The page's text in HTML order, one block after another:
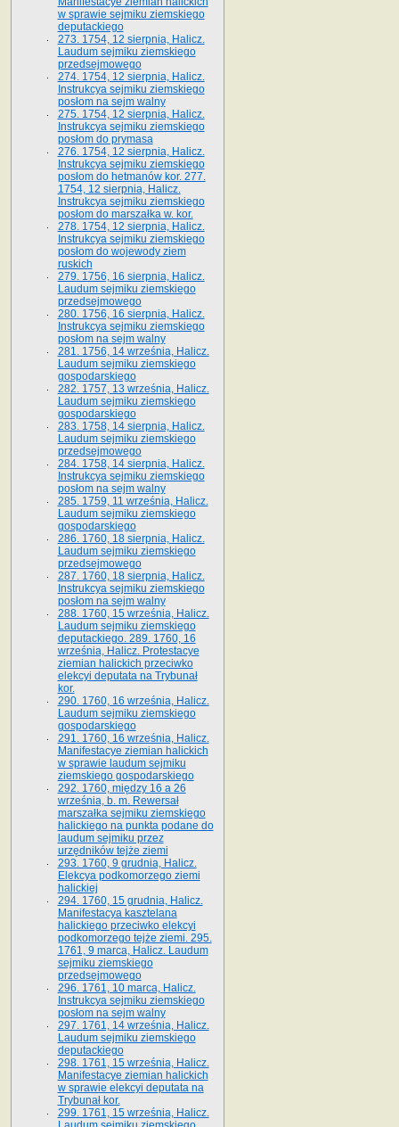
w sprawie sejmiku ziemskiego
deputackiego
273. 1754, 12 sierpnia, Halicz.
Laudum sejmiku ziemskiego
przedsejmowego
274. 1754, 12 sierpnia, Halicz.
Instrukcya sejmiku ziemskiego
posłom na sejm walny
275. 1754, 12 sierpnia, Halicz.
Instrukcya sejmiku ziemskiego
posłom do prymasa
276. 1754, 12 sierpnia, Halicz.
Instrukcya sejmiku ziemskiego
posłom do hetmanów kor. 277.
1754, 12 sierpnia, Halicz.
Instrukcya sejmiku ziemskiego
posłom do marszałka w. kor.
278. 1754, 12 sierpnia, Halicz.
Instrukcya sejmiku ziemskiego
posłom do wojewody ziem
ruskich
279. 1756, 16 sierpnia, Halicz.
Laudum sejmiku ziemskiego
przedsejmowego
280. 1756, 16 sierpnia, Halicz.
Instrukcya sejmiku ziemskiego
posłom na sejm walny
281. 1756, 14 września, Halicz.
Laudum sejmiku ziemskiego
gospodarskiego
282. 1757, 13 września, Halicz.
Laudum sejmiku ziemskiego
gospodarskiego
283. 1758, 14 sierpnia, Halicz.
Laudum sejmiku ziemskiego
przedsejmowego
284. 1758, 14 sierpnia, Halicz.
Instrukcya sejmiku ziemskiego
posłom na sejm walny
285. 1759, 11 września, Halicz.
Laudum sejmiku ziemskiego
gospodarskiego
286. 1760, 18 sierpnia, Halicz.
Laudum sejmiku ziemskiego
przedsejmowego
287. 1760, 18 sierpnia, Halicz.
Instrukcya sejmiku ziemskiego
posłom na sejm walny
288. 1760, 15 września, Halicz.
Laudum sejmiku ziemskiego
deputackiego. 289. 1760, 16
września, Halicz. Protestacye
ziemian halickich przeciwko
elekcyi deputata na Trybunał
kor.
290. 1760, 16 września, Halicz.
Laudum sejmiku ziemskiego
gospodarskiego
291. 1760, 16 września, Halicz.
Manifestacye ziemian halickich
w sprawie laudum sejmiku
ziemskiego gospodarskiego
292. 1760, między 16 a 26
września, b. m. Rewersał
marszałka sejmiku ziemskiego
halickiego na punkta podane do
laudum sejmiku przez
urzędników tejże ziemi
293. 1760, 9 grudnia, Halicz.
Elekcya podkomorzego ziemi
halickiej
294. 1760, 15 grudnia, Halicz.
Manifestacya kasztelana
halickiego przeciwko elekcyi
podkomorzego tejże ziemi. 295.
1761, 9 marca, Halicz. Laudum
sejmiku ziemskiego
przedsejmowego
296. 1761, 10 marca, Halicz.
Instrukcya sejmiku ziemskiego
posłom na sejm walny
297. 1761, 14 września, Halicz.
Laudum sejmiku ziemskiego
deputackiego
298. 1761, 15 września, Halicz.
Manifestacye ziemian halickich
w sprawie elekcyi deputata na
Trybunał kor.
299. 1761, 15 września, Halicz.